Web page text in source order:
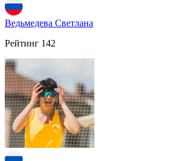
Ведьмедева Светлана
Рейтинг 142